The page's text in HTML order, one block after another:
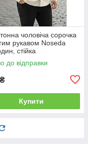
чоловіча сорочка
рукавом Noseda
стійка
до відправки
₴
Купити